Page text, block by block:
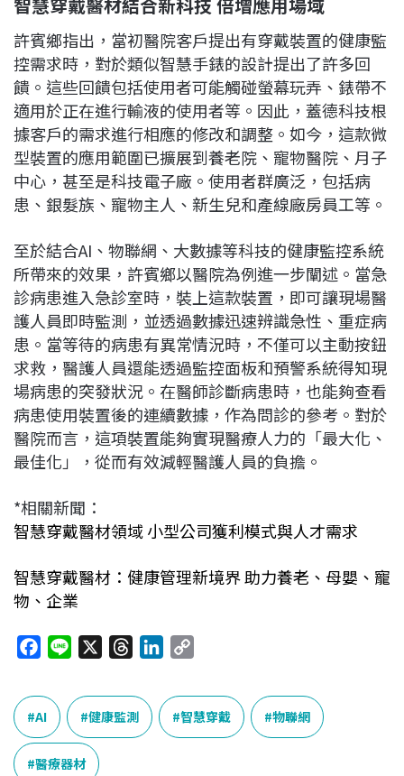
智慧穿戴醫材結合新科技 倍增應用場域
許賓鄉指出，當初醫院客戶提出有穿戴裝置的健康監
控需求時，對於類似智慧手錶的設計提出了許多回
饋。這些回饋包括使用者可能觸碰螢幕玩弄、錶帶不
適用於正在進行輸液的使用者等。因此，蓋德科技根
據客戶的需求進行相應的修改和調整。如今，這款微
型裝置的應用範圍已擴展到養老院、寵物醫院、月子
中心，甚至是科技電子廠。使用者群廣泛，包括病
患、銀髮族、寵物主人、新生兒和產線廠房員工等。
至於結合AI、物聯網、大數據等科技的健康監控系統
所帶來的效果，許賓鄉以醫院為例進一步闡述。當急
診病患進入急診室時，裝上這款裝置，即可讓現場醫
護人員即時監測，並透過數據迅速辨識急性、重症病
患。當等待的病患有異常情況時，不僅可以主動按鈕
求救，醫護人員還能透過監控面板和預警系統得知現
場病患的突發狀況。在醫師診斷病患時，也能夠查看
病患使用裝置後的連續數據，作為問診的參考。對於
醫院而言，這項裝置能夠實現醫療人力的「最大化、
最佳化」，從而有效減輕醫護人員的負擔。
*相關新聞：
智慧穿戴醫材領域 小型公司獲利模式與人才需求
智慧穿戴醫材：健康管理新境界 助力養老、母嬰、寵
物、企業
c
e
b
o
n
r
e
a
n
e
p
y
L
AI 健康監測 智慧穿戴 物聯網
醫療器材